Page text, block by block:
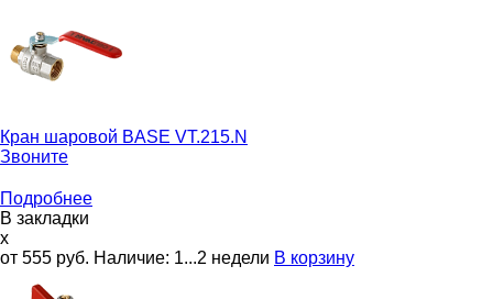
Кран шаровой BASE VT.215.N
Звоните
Подробнее
В закладки
x
от 555 руб. Наличие: 1...2 недели В корзину